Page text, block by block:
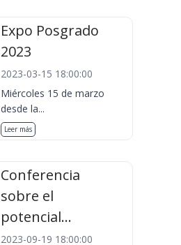
Expo Posgrado
2023
2023-03-15 18:00:00
Miércoles 15 de marzo
desde la...
Leer más
Conferencia
sobre el
potencial...
2023-09-19 18:00:00